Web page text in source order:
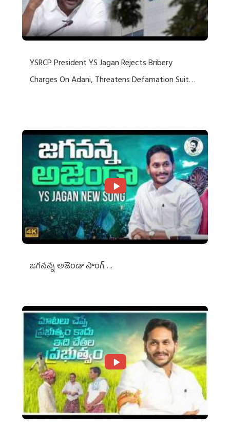
YSRCP President YS Jagan Rejects Bribery
Charges On Adani, Threatens Defamation Suit
జగనన్న అజెండా సాంగ్….